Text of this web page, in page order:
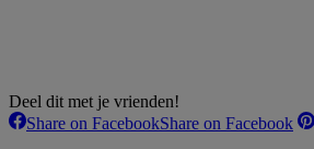
Deel dit met je vrienden!
Share on FacebookShare on Facebook